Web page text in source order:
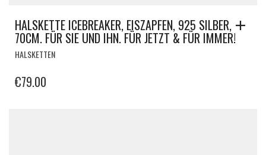
HALSKETTE ICEBREAKER, EISZAPFEN, 925 SILBER,
70CM. FÜR SIE UND IHN. FÜR JETZT & FÜR IMMER!
HALSKETTEN
€79.00